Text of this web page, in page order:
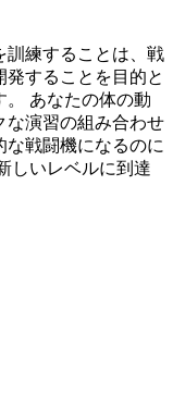
訓練することは、戦
することを目的と
。 あなたの体の動
な演習の組み合わせ
な戦闘機になるのに
しいレベルに到達